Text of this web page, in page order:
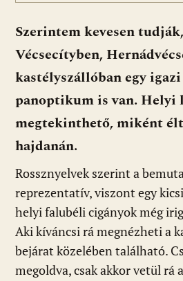
Szerintem kevesen
Vécsecítyben,
kastélyszállóban egy
panoptikum is van. Helyi
megtekinthető, miként
hajdanán.
Rossznyelvek szerint a
reprezentatív, viszont egy
helyi falubéli cigányok még
Aki kíváncsi rá megnézheti a
bejárat közelében található.
megoldva, csak akkor vetül rá